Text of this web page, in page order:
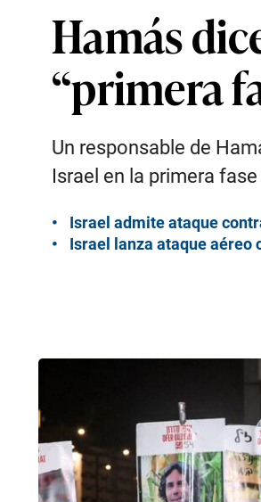
Hamás
“primera
Un responsable de
Israel en la primera
Israel admite ataque
Israel lanza ataque aéreo